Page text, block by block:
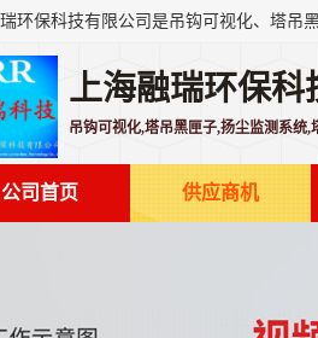
上海融瑞环保科
吊钩可视化,塔吊黑匣子,扬尘监测系统,
公司首页 供应商机